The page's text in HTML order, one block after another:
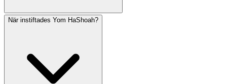
Ceremonier inkluderar överlevandes vittnesmål,
tändning av sex minnesljus (som representerar de sex
miljonerna) och uppläsning av offrens namn. Flaggor
När instiftades Yom HaShoah?